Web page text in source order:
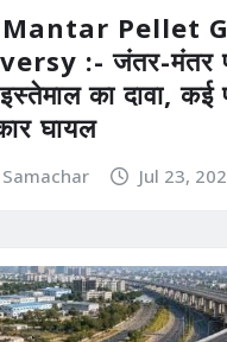
Pellet
:- जंतर-मंतर
का दावा, कई
घायल
Jul 23,